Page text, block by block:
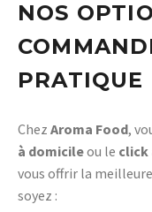
NOS
PRATIQUE
Chez Aroma Food,
à domicileou le click
vous offrir la
soyez :